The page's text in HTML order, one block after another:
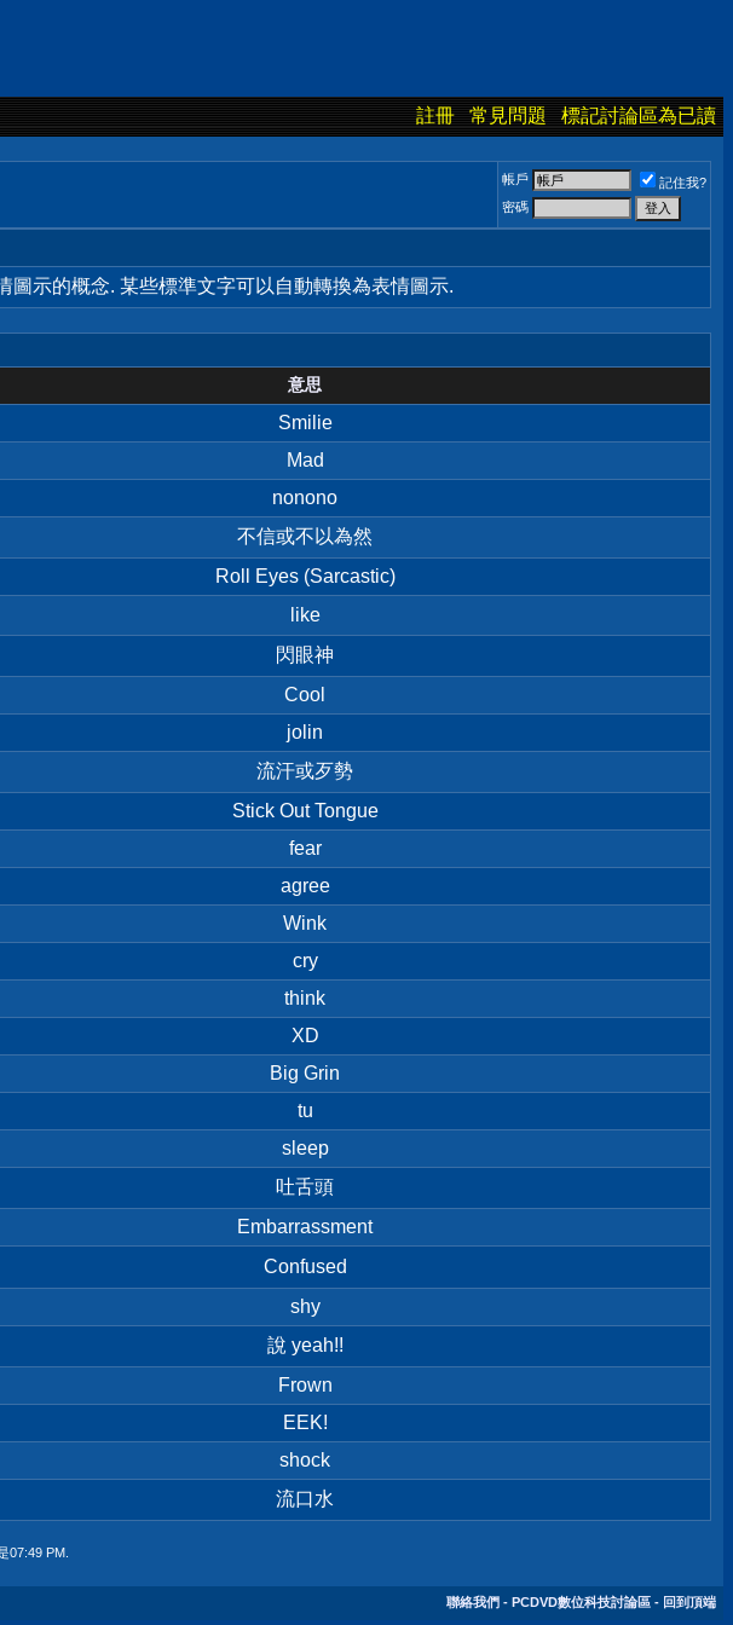
註冊 常見問題 標記討論區為已讀
帳戶
記住我?
密碼
示的概念. 某些標準文字可以自動轉換為表情圖示.
意思
Smilie
Mad
nonono
不信或不以為然
Roll Eyes (Sarcastic)
like
閃眼神
Cool
jolin
流汗或歹勢
Stick Out Tongue
fear
agree
Wink
cry
think
XD
Big Grin
tu
sleep
吐舌頭
Embarrassment
Confused
shy
說 yeah!!
Frown
EEK!
shock
流口水
07:49 PM
聯絡我們 - PCDVD數位科技討論區 - 回到頂端